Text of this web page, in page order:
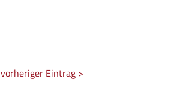
vorheriger Eintrag >